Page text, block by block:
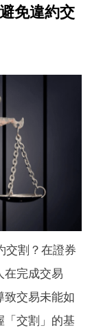
免違約交
交割？在證券
在完成交易
致交易未能如
「交割」的基